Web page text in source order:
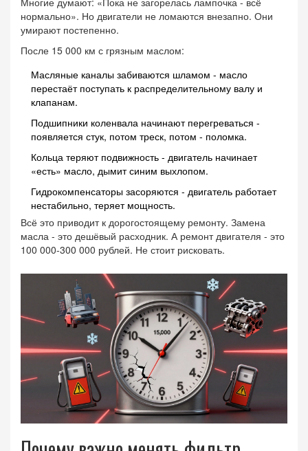
нормально». Но двигатели не ломаются внезапно. Они
умирают постепенно.
После 15 000 км с грязным маслом:
Масляные каналы забиваются шламом - масло
перестаёт поступать к распределительному валу и
клапанам.
Подшипники коленвала начинают перегреваться -
появляется стук, потом треск, потом - поломка.
Кольца теряют подвижность - двигатель начинает
«есть» масло, дымит синим выхлопом.
Гидрокомпенсаторы засоряются - двигатель работает
нестабильно, теряет мощность.
Всё это приводит к дорогостоящему ремонту. Замена
масла - это дешёвый расходник. А ремонт двигателя - это
100 000-300 000 рублей. Не стоит рисковать.